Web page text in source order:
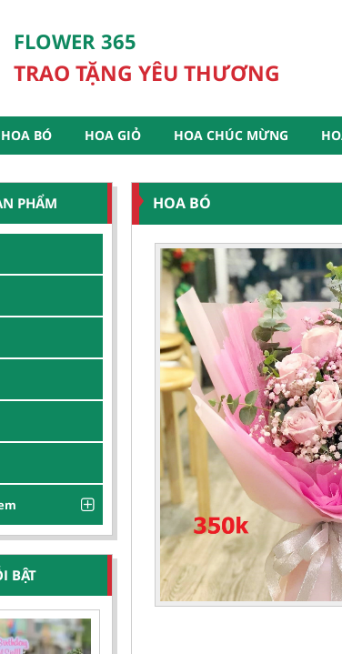
FLOWER 365
TRAO TẶNG YÊU THƯƠNG
HOA BÓ HOA GIỎ HOA CHÚC MỪNG
PHẨM
BẬT
HOA BÓ